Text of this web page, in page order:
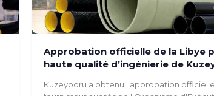
Approbation officielle de la Libye
haute qualité d’ingénierie de
Kuzeyboru a obtenu l'approbation